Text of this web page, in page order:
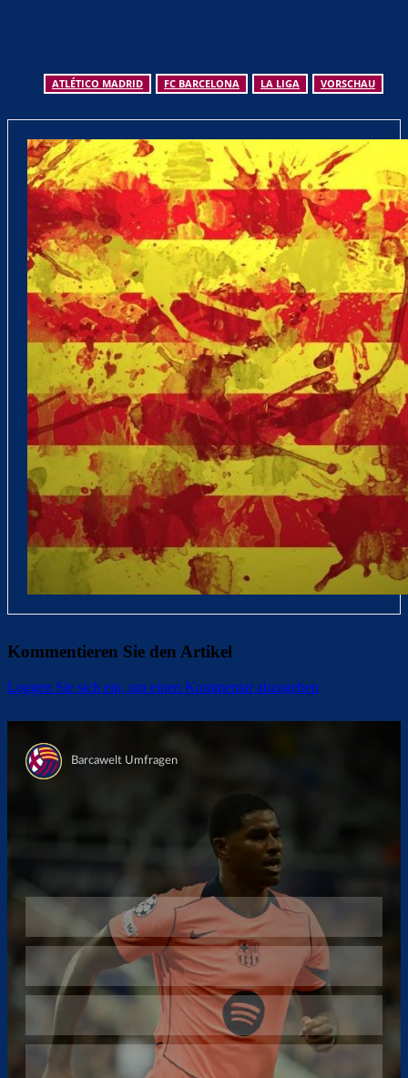
ATLÉTICO MADRID FC BARCELONA LA LIGA VORSCHAU
Kommentieren Sie den Artikel
Loggen Sie sich ein, um einen Kommentar abzugeben